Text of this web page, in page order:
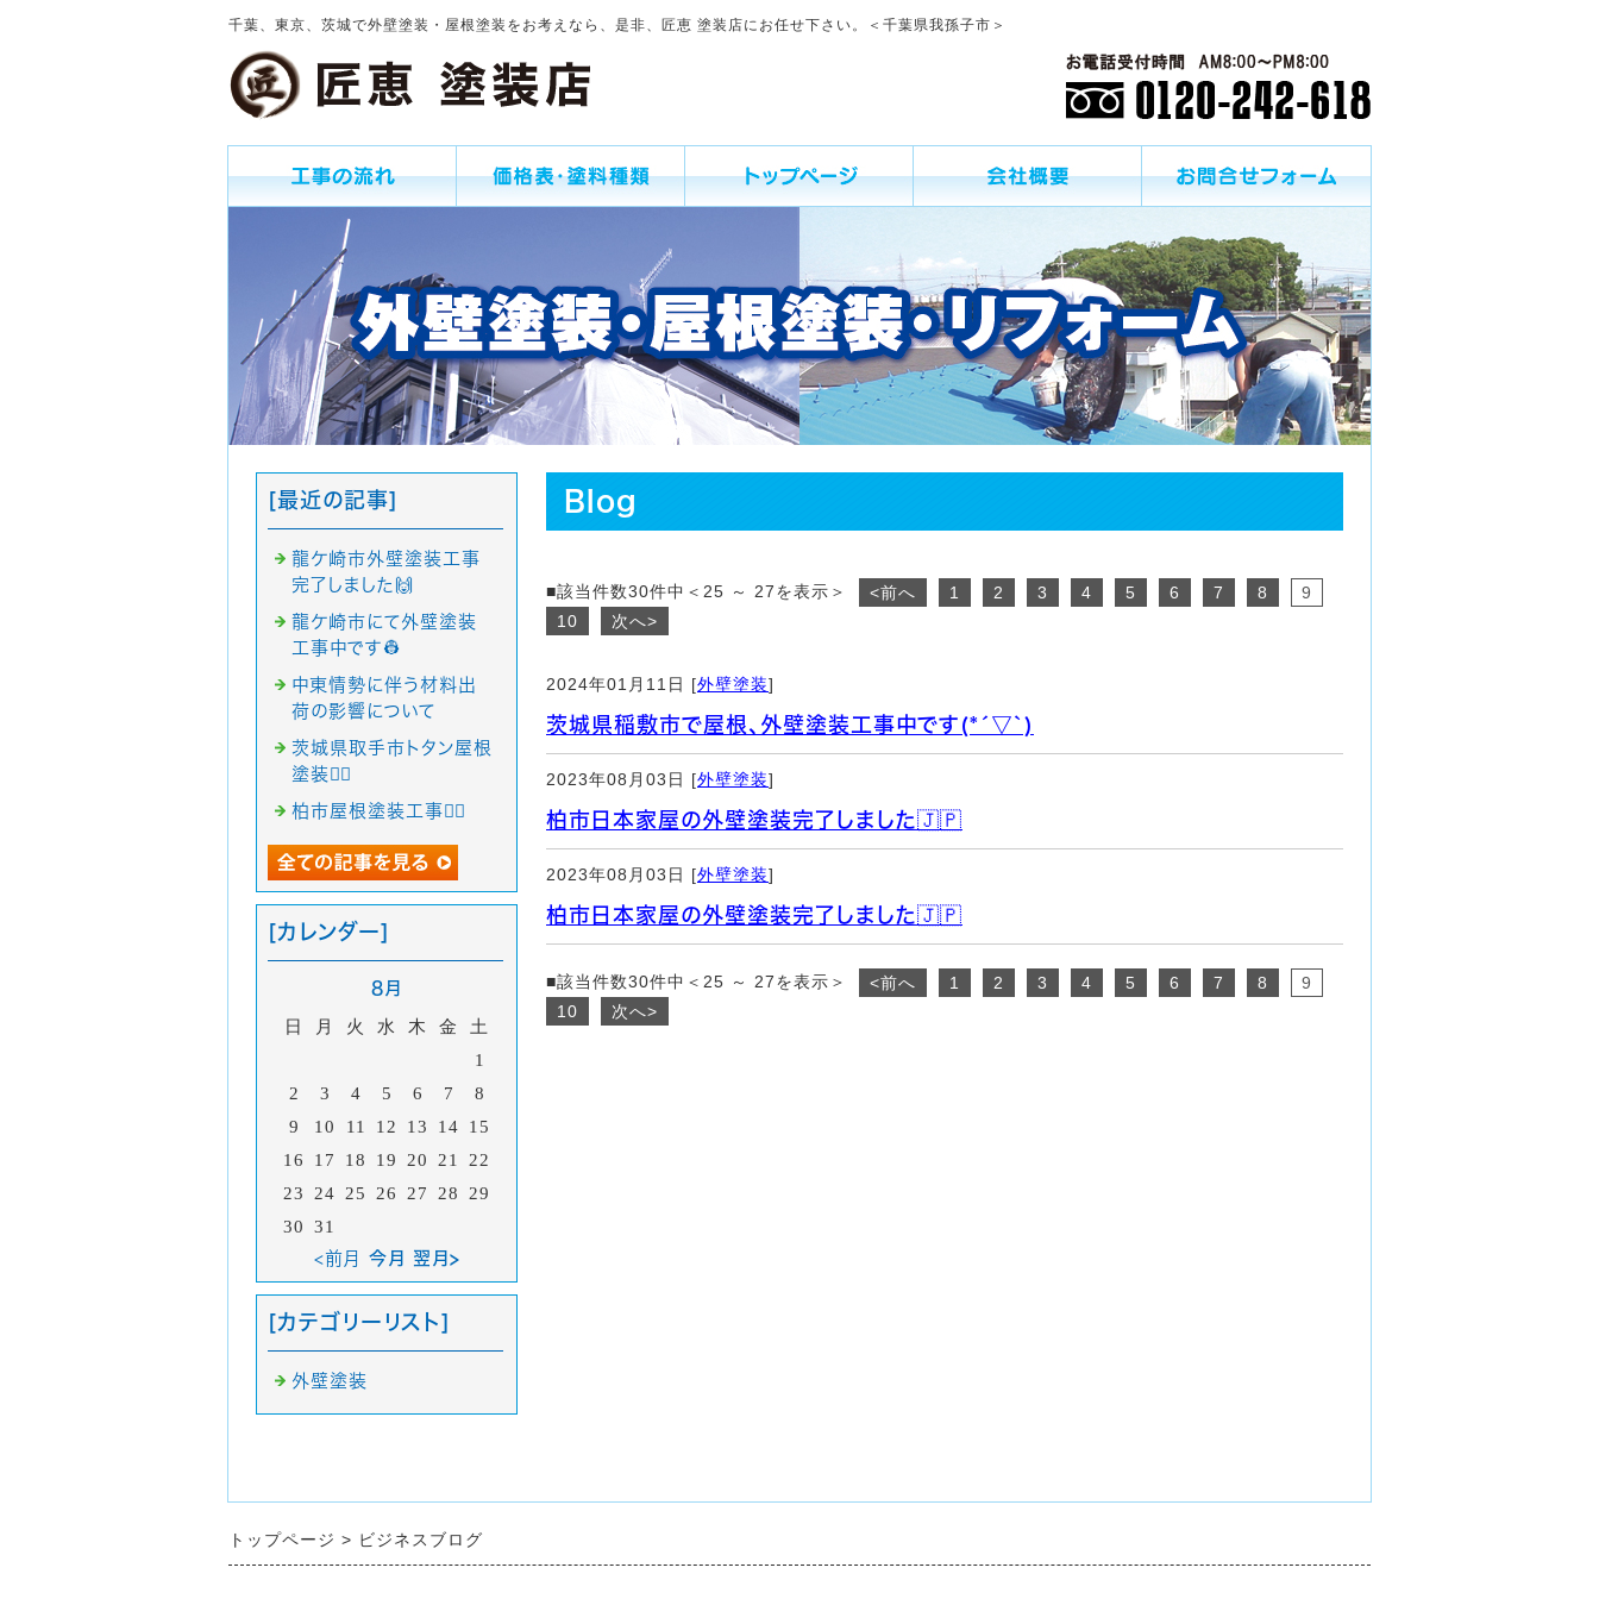
千葉、東京、茨城で外壁塗装・屋根塗装をお考えなら、是非、匠恵 塗装店にお任せ下さい。＜千葉県我孫子市＞
Blog
■該当件数30件中＜25 ～ 27を表示＞ <前へ 1 2 3 4 5 6 7 8
9
10
次へ>
2024年01月11日 [外壁塗装]
茨城県稲敷市で屋根、外壁塗装工事中です(*´▽`)
2023年08月03日 [外壁塗装]
柏市日本家屋の外壁塗装完了しました🇯🇵
2023年08月03日 [外壁塗装]
柏市日本家屋の外壁塗装完了しました🇯🇵
■該当件数30件中＜25 ～ 27を表示＞ <前へ 1 2 3 4 5 6 7 8
9
10
次へ>
[最近の記事]
龍ケ崎市外壁塗装工事
完了しました🙌
龍ケ崎市にて外壁塗装
工事中です👷
中東情勢に伴う材料出
荷の影響について
茨城県取手市トタン屋根
塗装👷‍♂️
柏市屋根塗装工事👷‍♂️
[カレンダー]
8月
日 月 火 水 木 金
土
1
2
3 4 5 6 7
8
9
10 11 12 13 14
15
16
17 18 19 20 21
22
23
24 25 26 27 28
29
30
31
<前月 今月 翌月>
[カテゴリーリスト]
外壁塗装
トップページ ビジネスブログ